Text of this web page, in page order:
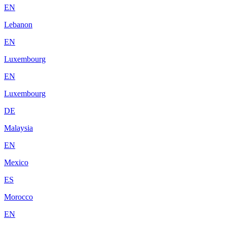
EN
Lebanon
EN
Luxembourg
EN
Luxembourg
DE
Malaysia
EN
Mexico
ES
Morocco
EN